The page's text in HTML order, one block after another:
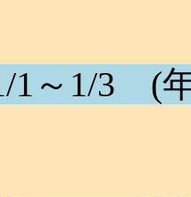
1～1/3 (